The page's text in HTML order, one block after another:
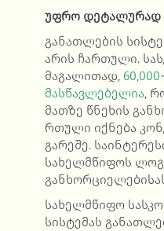
უფრო დეტალურად
განათლების
არის ჩართული.
მაგალითად,
მასწავლებელია,
მათზე წნეხის
რთული იქნება
გარეშე.
სახელმწიფოს
სახელმწიფო
სისტემას